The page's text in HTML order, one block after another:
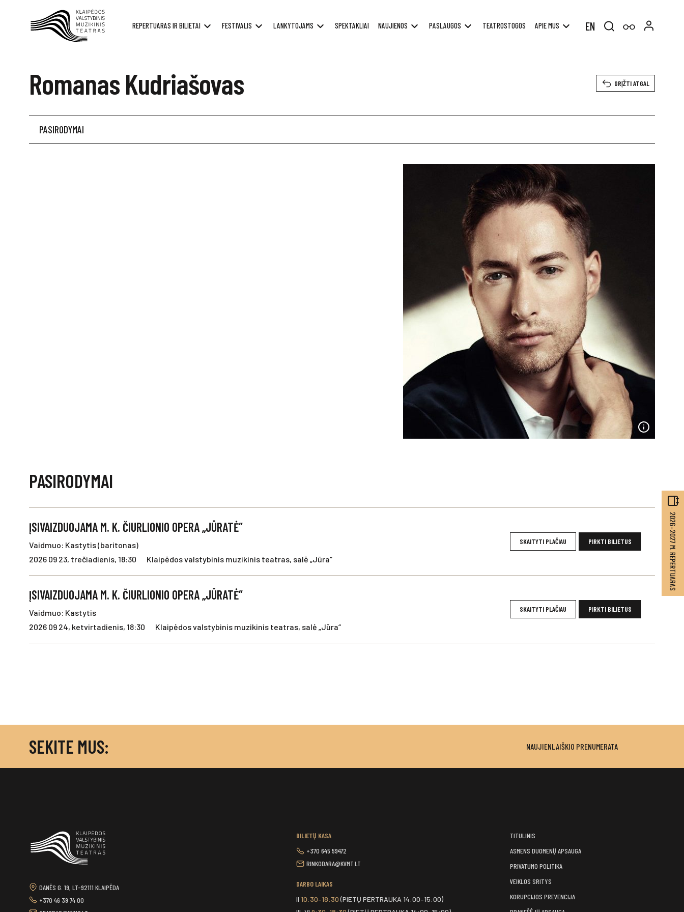
REPERTUARAS IR BILIETAI FESTIVALIS LANKYTOJAMS SPEKTAKLIAI NAUJIENOS PASLAUGOS TEATROSTOGOS APIE MUS EN
Romanas Kudriašovas GRĮŽTI ATGAL
PASIRODYMAI
PASIRODYMAI
ĮSIVAIZDUOJAMA M. K. ČIURLIONIO OPERA „JŪRATĖ“
Vaidmuo: Kastytis (baritonas)
2026 09 23, trečiadienis, 18:30
Klaipėdos valstybinis muzikinis teatras, salė „Jūra“
SKAITYTI PLAČIAU PIRKTI BILIETUS
ĮSIVAIZDUOJAMA M. K. ČIURLIONIO OPERA „JŪRATĖ“
Vaidmuo: Kastytis
2026 09 24, ketvirtadienis, 18:30
Klaipėdos valstybinis muzikinis teatras, salė „Jūra“
SKAITYTI PLAČIAU PIRKTI BILIETUS
2026–2027 M. REPERTUARAS
SEKITE MUS: NAUJIENLAIŠKIO PRENUMERATA
DANĖS G. 19, LT-92111 KLAIPĖDA
+370 46 39 74 00
BILIETŲ KASA
+370 645 59472
RINKODARA@KVMT.LT
DARBO LAIKAS
II 10:30–18:30(PIETŲ PERTRAUKA 14:00–15:00)
TITULINIS
ASMENS DUOMENŲ APSAUGA
PRIVATUMO POLITIKA
VEIKLOS SRITYS
KORUPCIJOS PREVENCIJA